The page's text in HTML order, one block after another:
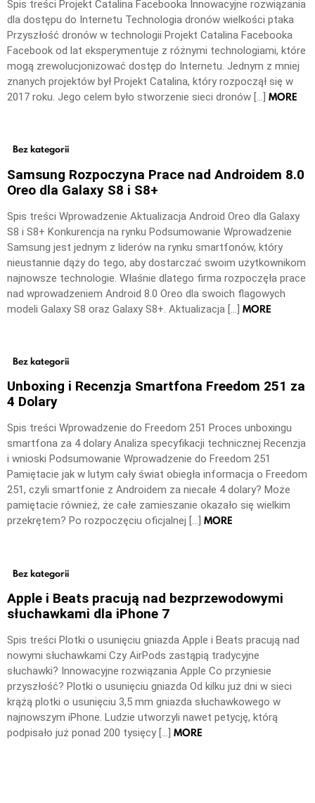
Spis treści Projekt Catalina Facebooka Innowacyjne rozwiązania
dla dostępu do Internetu Technologia dronów wielkości ptaka
Przyszłość dronów w technologii Projekt Catalina Facebooka
Facebook od lat eksperymentuje z różnymi technologiami, które
mogą zrewolucjonizować dostęp do Internetu. Jednym z mniej
znanych projektów był Projekt Catalina, który rozpoczął się w
2017 roku. Jego celem było stworzenie sieci dronów […] MORE
Bez kategorii
Samsung Rozpoczyna Prace nad Androidem 8.0
Oreo dla Galaxy S8 i S8+
Spis treści Wprowadzenie Aktualizacja Android Oreo dla Galaxy
S8 i S8+ Konkurencja na rynku Podsumowanie Wprowadzenie
Samsung jest jednym z liderów na rynku smartfonów, który
nieustannie dąży do tego, aby dostarczać swoim użytkownikom
najnowsze technologie. Właśnie dlatego firma rozpoczęła prace
nad wprowadzeniem Android 8.0 Oreo dla swoich flagowych
modeli Galaxy S8 oraz Galaxy S8+. Aktualizacja […] MORE
Bez kategorii
Unboxing i Recenzja Smartfona Freedom 251 za
4 Dolary
Spis treści Wprowadzenie do Freedom 251 Proces unboxingu
smartfona za 4 dolary Analiza specyfikacji technicznej Recenzja
i wnioski Podsumowanie Wprowadzenie do Freedom 251
Pamiętacie jak w lutym cały świat obiegła informacja o Freedom
251, czyli smartfonie z Androidem za niecałe 4 dolary? Może
pamiętacie również, że całe zamieszanie okazało się wielkim
przekrętem? Po rozpoczęciu oficjalnej […] MORE
Bez kategorii
Apple i Beats pracują nad bezprzewodowymi
słuchawkami dla iPhone 7
Spis treści Plotki o usunięciu gniazda Apple i Beats pracują nad
nowymi słuchawkami Czy AirPods zastąpią tradycyjne
słuchawki? Innowacyjne rozwiązania Apple Co przyniesie
przyszłość? Plotki o usunięciu gniazda Od kilku już dni w sieci
krążą plotki o usunięciu 3,5 mm gniazda słuchawkowego w
najnowszym iPhone. Ludzie utworzyli nawet petycję, którą
podpisało już ponad 200 tysięcy […] MORE